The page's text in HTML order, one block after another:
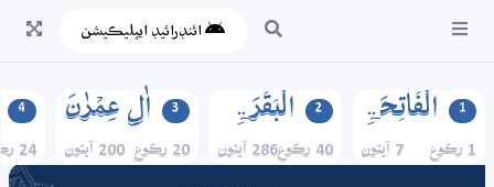
ائنڊرائيڊ ايپليڪيشن
1 الۡفَاتِحَۃِ
1 رڪوع 7 آيتون
2 الۡبَقَرَۃِ
40 رڪوع 286 آيتون
3 اٰلِ عِمۡرٰنَ
20 رڪوع 200 آيتون
4
24 رڪوع